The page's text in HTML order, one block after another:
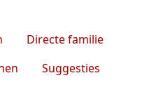
Directe familie
Suggesties